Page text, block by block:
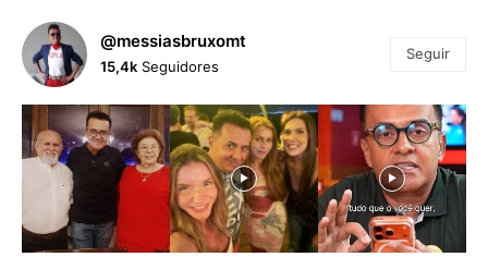
@messiasbruxomt
15,4k Seguidores
Seguir